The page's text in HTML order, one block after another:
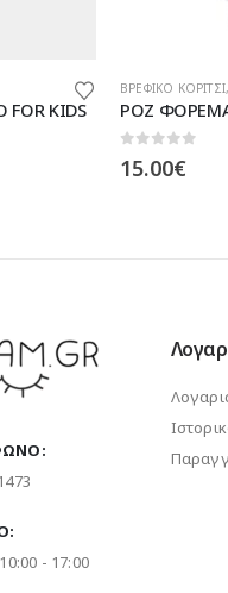
ΚΟΡΙΤΣΙ,
ΦΟΡΕΜΑ
15.50€
- 17:00